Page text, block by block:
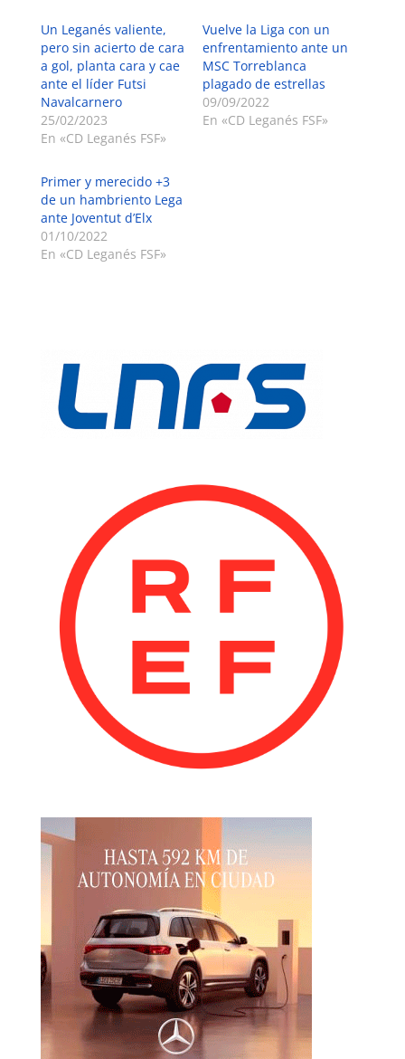
Un Leganés valiente,
pero sin acierto de cara
a gol, planta cara y cae
ante el líder Futsi
Navalcarnero
25/02/2023
En «CD Leganés FSF»
Vuelve la Liga con un
enfrentamiento ante un
MSC Torreblanca
plagado de estrellas
09/09/2022
En «CD Leganés FSF»
Primer y merecido +3
de un hambriento Lega
ante Joventut d’Elx
01/10/2022
En «CD Leganés FSF»